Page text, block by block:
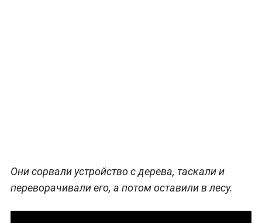
Они сорвали устройство с дерева, таскали и
переворачивали его, а потом оставили в лесу.